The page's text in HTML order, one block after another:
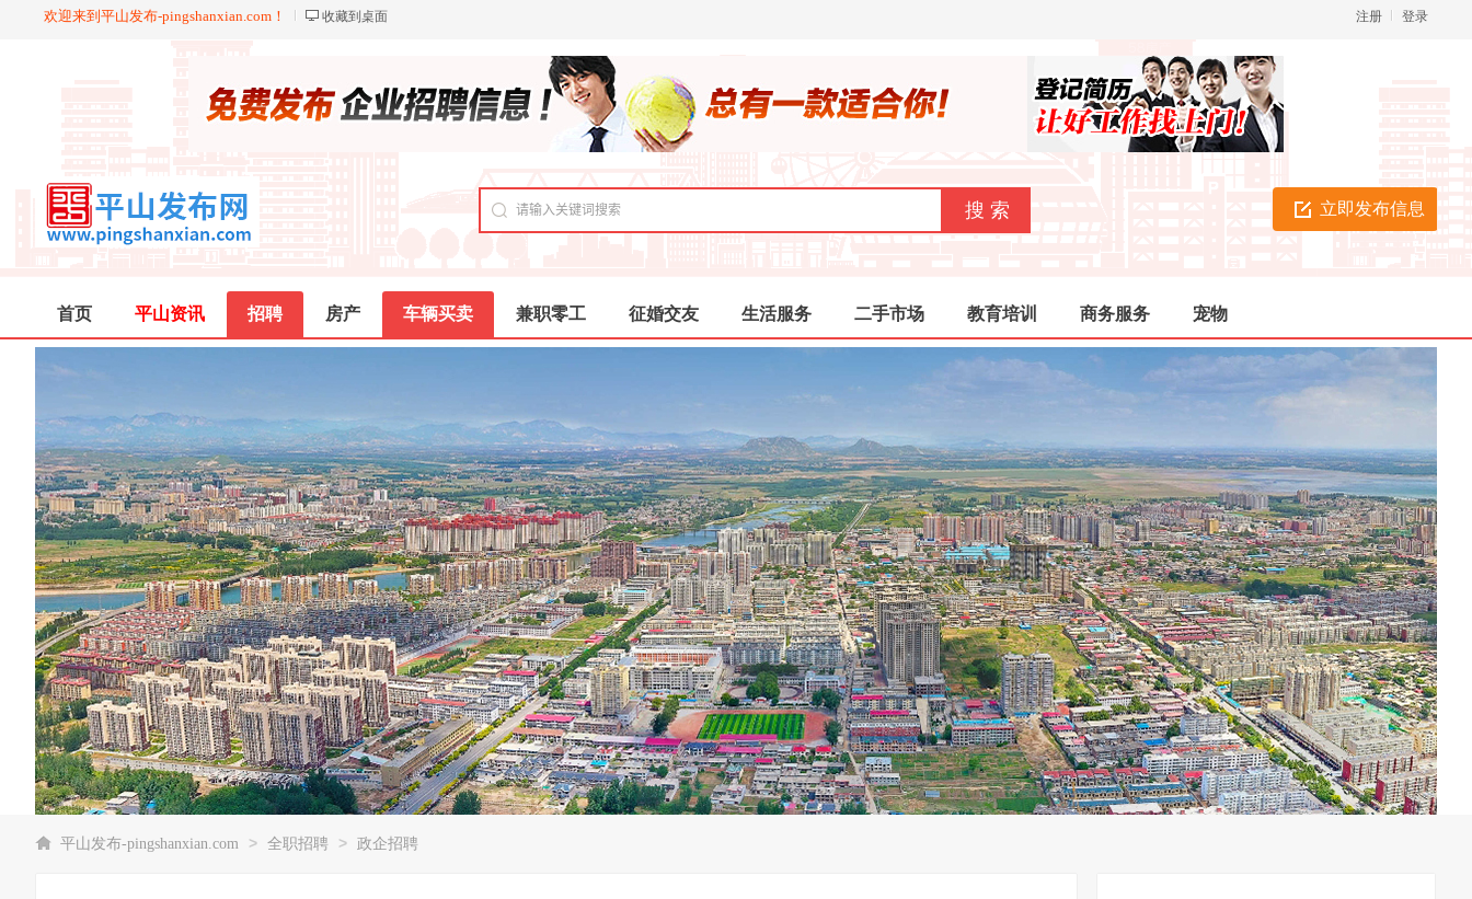
欢迎来到平山发布-pingshanxian.com！ 收藏到桌面 登录
注册
立即发布信息
首页 平山资讯 招聘 房产 车辆买卖 兼职零工 征婚交友 生活服务 二手市场 教育培训 商务服务 宠物
平山发布-pingshanxian.com > 全职招聘 > 政企招聘